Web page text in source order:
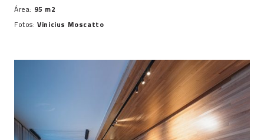
Área: 95 m2
Fotos:Vinicius Moscatto